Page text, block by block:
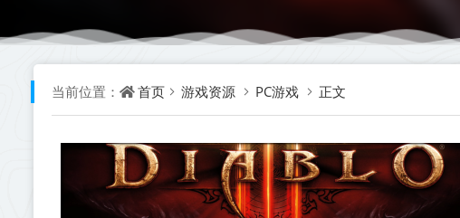
当前位置： 首页 游戏资源 PC游戏 正文